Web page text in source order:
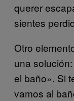
querer
sientes
Otro
una
el baño». Si
vamos al